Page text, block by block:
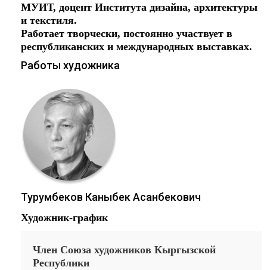
МУИТ, доцент Института дизайна, архитектуры
и текстиля.
Работает творчески, постоянно участвует в
республиканских и международных выставках.
Работы художника
Турумбеков Каныбек Асанбекович
Художник-график
Член Союза художников Кыргызской
Республики